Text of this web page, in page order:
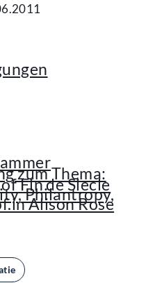
zum Thema:
Fin de Siecle
Philantropy,
Alison Rose